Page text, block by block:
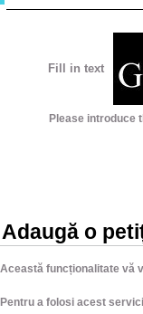
Fill in text
Please introduce
Adaugă o
Această funcționalitate vă
Pentru a folosi acest